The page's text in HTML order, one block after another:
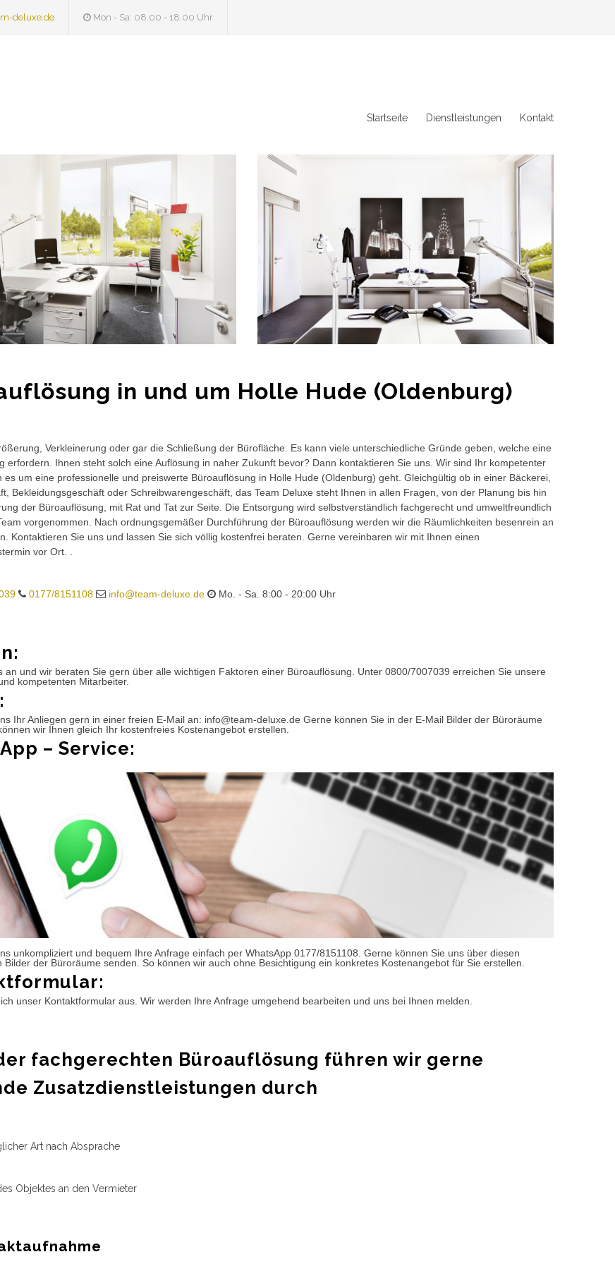
deluxe.de Mon - Sa: 08.00 - 18.00 Uhr
Startseite Dienstleistungen Kontakt
in und um Holle Hude (Oldenburg)
Verkleinerung oder gar die Schließung der Bürofläche. Es kann viele unterschiedliche Gründe geben, welche eine
erfordern. Ihnen steht solch eine Auflösung in naher Zukunft bevor? Dann kontaktieren Sie uns. Wir sind Ihr kompetenter
es um eine professionelle und preiswerte Büroauflösung in Holle Hude (Oldenburg) geht. Gleichgültig ob in einer Bäckerei,
Bekleidungsgeschäft oder Schreibwarengeschäft, das Team Deluxe steht Ihnen in allen Fragen, von der Planung bis hin
der Büroauflösung, mit Rat und Tat zur Seite. Die Entsorgung wird selbstverständlich fachgerecht und umweltfreundlich
vorgenommen. Nach ordnungsgemäßer Durchführung der Büroauflösung werden wir die Räumlichkeiten besenrein an
Kontaktieren Sie uns und lassen Sie sich völlig kostenfrei beraten. Gerne vereinbaren wir mit Ihnen einen
vor Ort. .
0177/8151108 info@team-deluxe.de Mo. - Sa. 8:00 - 20:00 Uhr
an und wir beraten Sie gern über alle wichtigen Faktoren einer Büroauflösung. Unter 0800/7007039 erreichen Sie unsere
kompetenten Mitarbeiter.
Ihr Anliegen gern in einer freien E-Mail an: info@team-deluxe.de Gerne können Sie in der E-Mail Bilder der Büroräume
wir Ihnen gleich Ihr kostenfreies Kostenangebot erstellen.
– Service:
unkompliziert und bequem Ihre Anfrage einfach per WhatsApp 0177/8151108. Gerne können Sie uns über diesen
Bilder der Büroräume senden. So können wir auch ohne Besichtigung ein konkretes Kostenangebot für Sie erstellen.
unser Kontaktformular aus. Wir werden Ihre Anfrage umgehend bearbeiten und uns bei Ihnen melden.
fachgerechten Büroauflösung führen wir gerne
Zusatzdienstleistungen durch
Art nach Absprache
Objektes an den Vermieter